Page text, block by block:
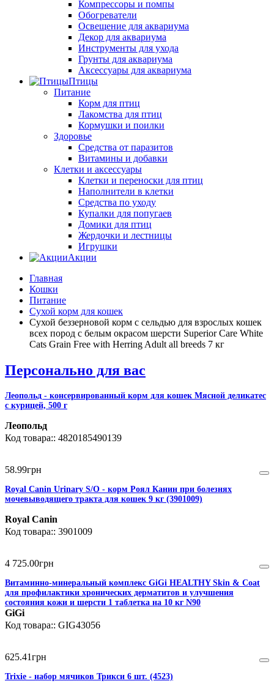
Компрессоры и помпы
Обогреватели
Освещение для аквариума
Декор для аквариума
Инструменты для ухода
Грунты для аквариума
Аксессуары для аквариума
Птицы
Питание
Корм для птиц
Лакомства для птиц
Кормушки и поилки
Здоровье
Средства от паразитов
Витамины и добавки
Клетки и аксессуары
Клетки и переноски для птиц
Наполнители в клетки
Средства по уходу
Купалки для попугаев
Домики для птиц
Жердочки и лестницы
Игрушки
Акции
Главная
Кошки
Питание
Сухой корм для кошек
Сухой беззерновой корм с сельдью для взрослых кошек
всех пород с белым окрасом шерсти Superior Care White
Cats Grain Free with Herring Adult all breeds 7 кг
Персонально для вас
Леопольд - консервированный корм для кошек Мясной деликатес
с курицей, 500 г
Леопольд
4820185490139
58.99грн
Royal Canin Urinary S/O - корм Роял Канин при болезнях
мочевыводящего тракта для кошек 9 кг (3901009)
Royal Canin
3901009
4 725.00грн
Витаминно-минеральный комплекс GiGi HEALTHY Skin & Coat
для профилактики хронических дерматитов и улучшения
состояния кожи и шерсти 1 таблетка на 10 кг N90
GiGi
GIG43056
625.41грн
Trixie - набор мячиков Трикси 6 шт. (4523)